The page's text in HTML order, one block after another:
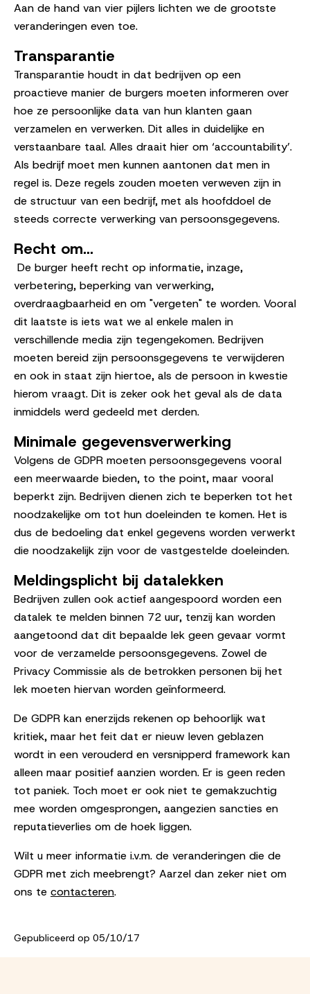
Aan de hand van vier pijlers lichten we de grootste
veranderingen even toe.
Transparantie
Transparantie houdt in dat bedrijven op een
proactieve manier de burgers moeten informeren over
hoe ze persoonlijke data van hun klanten gaan
verzamelen en verwerken. Dit alles in duidelijke en
verstaanbare taal. Alles draait hier om ‘accountability’.
Als bedrijf moet men kunnen aantonen dat men in
regel is. Deze regels zouden moeten verweven zijn in
de structuur van een bedrijf, met als hoofddoel de
steeds correcte verwerking van persoonsgegevens.
Recht om...
De burger heeft recht op informatie, inzage,
verbetering, beperking van verwerking,
overdraagbaarheid en om "vergeten" te worden. Vooral
dit laatste is iets wat we al enkele malen in
verschillende media zijn tegengekomen. Bedrijven
moeten bereid zijn persoonsgegevens te verwijderen
en ook in staat zijn hiertoe, als de persoon in kwestie
hierom vraagt. Dit is zeker ook het geval als de data
inmiddels werd gedeeld met derden.
Minimale gegevensverwerking
Volgens de GDPR moeten persoonsgegevens vooral
een meerwaarde bieden, to the point, maar vooral
beperkt zijn. Bedrijven dienen zich te beperken tot het
noodzakelijke om tot hun doeleinden te komen. Het is
dus de bedoeling dat enkel gegevens worden verwerkt
die noodzakelijk zijn voor de vastgestelde doeleinden.
Meldingsplicht bij datalekken
Bedrijven zullen ook actief aangespoord worden een
datalek te melden binnen 72 uur, tenzij kan worden
aangetoond dat dit bepaalde lek geen gevaar vormt
voor de verzamelde persoonsgegevens. Zowel de
Privacy Commissie als de betrokken personen bij het
lek moeten hiervan worden geïnformeerd.
De GDPR kan enerzijds rekenen op behoorlijk wat
kritiek, maar het feit dat er nieuw leven geblazen
wordt in een verouderd en versnipperd framework kan
alleen maar positief aanzien worden. Er is geen reden
tot paniek. Toch moet er ook niet te gemakzuchtig
mee worden omgesprongen, aangezien sancties en
reputatieverlies om de hoek liggen.
Wilt u meer informatie i.v.m. de veranderingen die de
GDPR met zich meebrengt? Aarzel dan zeker niet om
ons te contacteren.
Gepubliceerd op 05/10/17